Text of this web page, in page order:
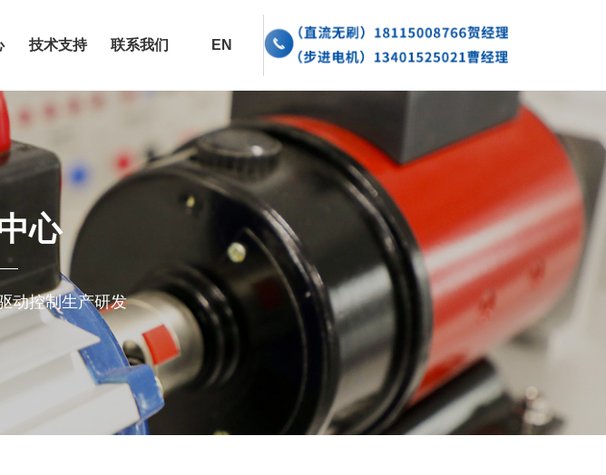
产品中心 新闻资讯
联系我们
技术支持 联系我们 EN
CN
心
动控制生产研发